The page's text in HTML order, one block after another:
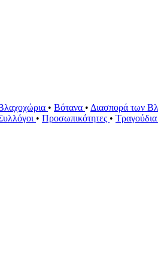
• Βότανα • Διασπορά των
• Προσωπικότητες •